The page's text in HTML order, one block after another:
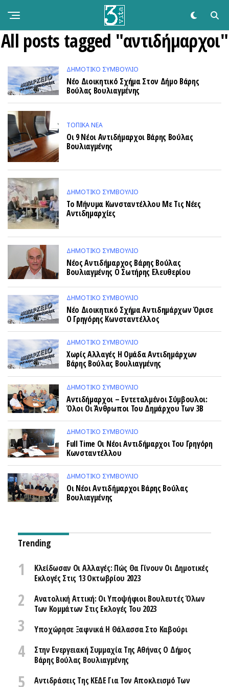
All posts tagged "αντιδήμαρχοι"
ΔΗΜΟΤΙΚΌ ΣΥΜΒΟΎΛΙΟ
Νέο Διοικητικό Σχήμα Στον Δήμο Βάρης
Βούλας Βουλιαγμένης
ΤΟΠΙΚΑ ΝΕΑ
Οι 9 Νέοι Αντιδήμαρχοι Βάρης Βούλας
Βουλιαγμένης
ΔΗΜΟΤΙΚΌ ΣΥΜΒΟΎΛΙΟ
Το Μήνυμα Κωνσταντέλλου Με Τις Νέες
Αντιδημαρχίες
ΔΗΜΟΤΙΚΌ ΣΥΜΒΟΎΛΙΟ
Νέος Αντιδήμαρχος Βάρης Βούλας
Βουλιαγμένης Ο Σωτήρης Ελευθερίου
ΔΗΜΟΤΙΚΌ ΣΥΜΒΟΎΛΙΟ
Νέο Διοικητικό Σχήμα Αντιδημάρχων Όρισε
Ο Γρηγόρης Κωνσταντέλλος
ΔΗΜΟΤΙΚΌ ΣΥΜΒΟΎΛΙΟ
Χωρίς Αλλαγές Η Ομάδα Αντιδημάρχων
Βάρης Βούλας Βουλιαγμένης
ΔΗΜΟΤΙΚΌ ΣΥΜΒΟΎΛΙΟ
Αντιδήμαρχοι – Εντεταλμένοι Σύμβουλοι:
Όλοι Οι Άνθρωποι Του Δημάρχου Των 3Β
ΔΗΜΟΤΙΚΌ ΣΥΜΒΟΎΛΙΟ
Full Time Οι Νέοι Αντιδήμαρχοι Του Γρηγόρη
Κωνσταντέλλου
ΔΗΜΟΤΙΚΌ ΣΥΜΒΟΎΛΙΟ
Οι Νέοι Αντιδήμαρχοι Βάρης Βούλας
Βουλιαγμένης
Trending
Κλείδωσαν Οι Αλλαγές: Πώς Θα Γίνουν Οι Δημοτικές
Εκλογές Στις 13 Οκτωβρίου 2023
Ανατολική Αττική: Οι Υποψήφιοι Βουλευτές Όλων
Των Κομμάτων Στις Εκλογές Του 2023
Υποχώρησε Ξαφνικά Η Θάλασσα Στο Καβούρι
Στην Ενεργειακή Συμμαχία Της Αθήνας Ο Δήμος
Βάρης Βούλας Βουλιαγμένης
Αντιδράσεις Της ΚΕΔΕ Για Τον Αποκλεισμό Των